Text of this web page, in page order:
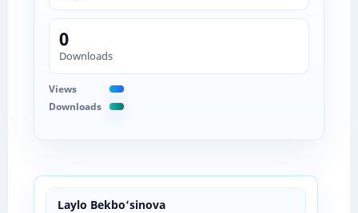
Laylo Bekbo‘sinova
0
Downloads
Views
Downloads